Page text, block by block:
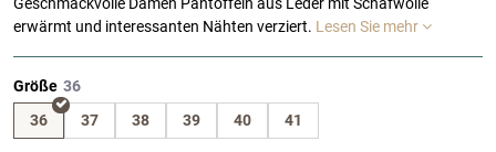
Geschmackvolle Damen Pantoffeln aus Leder mit Schafwolle
erwärmt und interessanten Nähten verziert. Lesen Sie mehr
Größe
36
37 38 39 40 41